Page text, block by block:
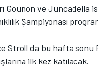
Gounon ve Juncadella
Şampiyonası
Stroll da bu hafta sonu
ilk kez katılacak.